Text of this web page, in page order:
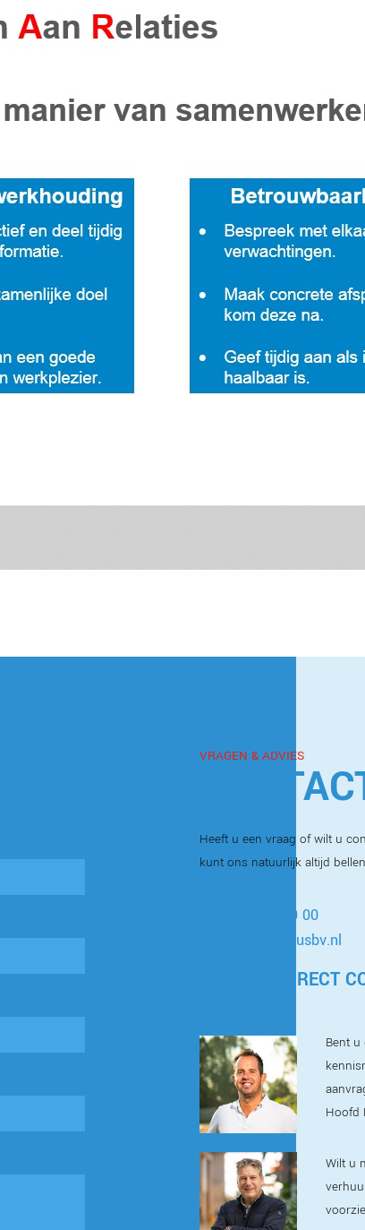
VRAGEN & ADVIES
Heeft u een vraag of wilt u
kunt ons natuurlijk altijd
020 587 40 00
info@markusbv.nl
OF NEEM DIRECT
Bent
Hoofd
Wilt u